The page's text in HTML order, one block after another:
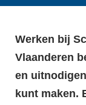
Werken bij
Vlaanderen
en
kunt maken.